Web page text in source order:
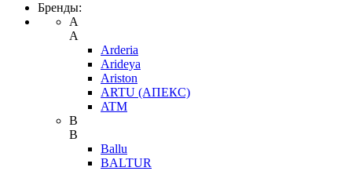
Бренды:
A
A
Arderia
Arideya
Ariston
ARTU (АПЕКС)
ATM
B
B
Ballu
BALTUR